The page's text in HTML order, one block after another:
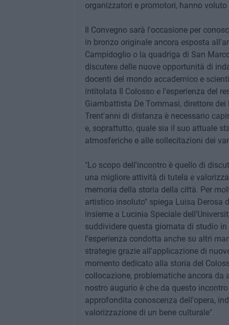
organizzatori e promotori, hanno
Il Convegno sarà l'occasione per
in bronzo originale ancora esposta
Campidoglio o la quadriga di San
discutere delle nuove opportunità di
docenti del mondo accademico e
intitolata Il Colosso e l'esperienza del
Giambattista De Tommasi, direttore
Trent'anni di distanza è necessario
e, soprattutto, quale sia il suo attuale
atmosferiche e alle sollecitazioni dei
"Lo scopo dell'incontro è quello di
una migliore attività di tutela e
memoria della storia della città. Per
artistico insoluto" spiega Luisa Derosa
insieme a Lucinia Speciale
suddividere questa giornata di studio
l'esperienza condotta anche su altri
strategie grazie all'applicazione di
momento dedicato alla storia del
collocazione, problematiche ancora da
nostro augurio è che da questo
approfondita conoscenza dell'opera,
valorizzazione di un bene culturale".